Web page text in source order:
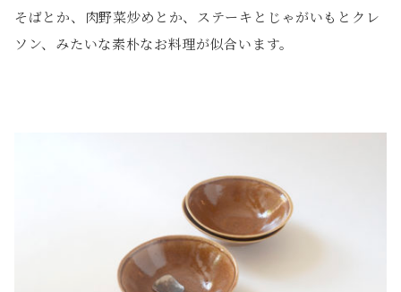
そばとか、肉野菜炒めとか、ステーキとじゃがいもとクレ
ソン、みたいな素朴なお料理が似合います。